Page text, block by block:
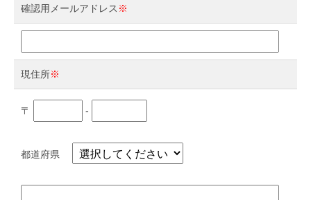
確認用メールアドレス ※
現住所※
〒 -
都道府県